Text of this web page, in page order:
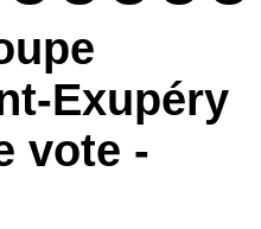
Exupéry
vote -